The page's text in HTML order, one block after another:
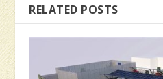
RELATED POSTS